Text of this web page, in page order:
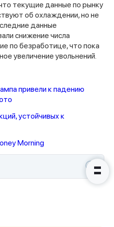
текущие данные по рынку
об охлаждении, но не
данные
снижение числа
по безработице, что пока
увеличение увольнений.
привели к падению
устойчивых к
Morning
заявку
свяжутся с
время